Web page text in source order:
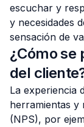
escuchar y
y necesidades
sensación de
¿Cómo se
del
La experiencia
herramientas y
(NPS), por